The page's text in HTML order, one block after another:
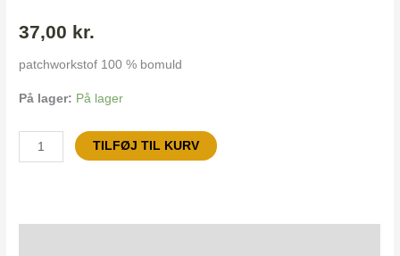
37,00 kr.
patchworkstof 100 % bomuld
På lager: På lager
TILFØJ TIL KURV